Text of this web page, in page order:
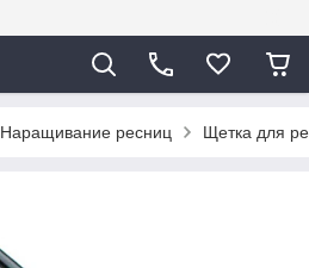
Наращивание ресниц Щетка для